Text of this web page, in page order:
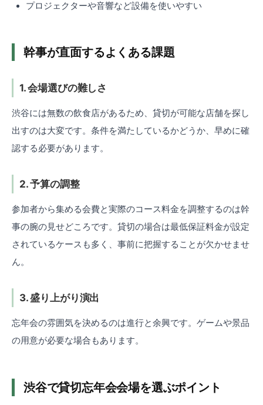
プロジェクターや音響など設備を使いやすい
幹事が直面するよくある課題
1. 会場選びの難しさ
渋谷には無数の飲食店があるため、貸切が可能な店舗を探し
出すのは大変です。条件を満たしているかどうか、早めに確
認する必要があります。
2. 予算の調整
参加者から集める会費と実際のコース料金を調整するのは幹
事の腕の見せどころです。貸切の場合は最低保証料金が設定
されているケースも多く、事前に把握することが欠かせませ
ん。
3. 盛り上がり演出
忘年会の雰囲気を決めるのは進行と余興です。ゲームや景品
の用意が必要な場合もあります。
渋谷で貸切忘年会会場を選ぶポイント